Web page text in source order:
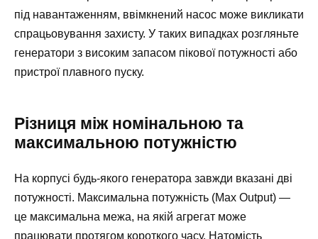
під навантаженням, ввімкнений насос може викликати
спрацьовування захисту. У таких випадках розгляньте
генератори з високим запасом пікової потужності або
пристрої плавного пуску.
Різниця між номінальною та
максимальною потужністю
На корпусі будь-якого генератора завжди вказані дві
потужності. Максимальна потужність (Max Output) —
це максимальна межа, на якій агрегат може
працювати протягом короткого часу. Натомість